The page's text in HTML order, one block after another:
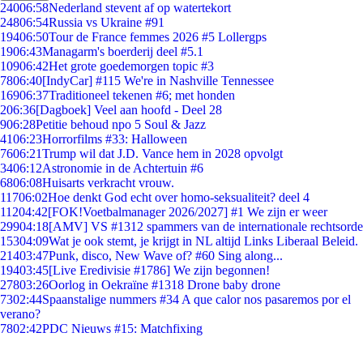
24006:58Nederland stevent af op watertekort
24806:54Russia vs Ukraine #91
19406:50Tour de France femmes 2026 #5 Lollergps
1906:43Managarm's boerderij deel #5.1
10906:42Het grote goedemorgen topic #3
7806:40[IndyCar] #115 We're in Nashville Tennessee
16906:37Traditioneel tekenen #6; met honden
206:36[Dagboek] Veel aan hoofd - Deel 28
906:28Petitie behoud npo 5 Soul & Jazz
4106:23Horrorfilms #33: Halloween
7606:21Trump wil dat J.D. Vance hem in 2028 opvolgt
3406:12Astronomie in de Achtertuin #6
6806:08Huisarts verkracht vrouw.
11706:02Hoe denkt God echt over homo-seksualiteit? deel 4
11204:42[FOK!Voetbalmanager 2026/2027] #1 We zijn er weer
29904:18[AMV] VS #1312 spammers van de internationale rechtsorde
15304:09Wat je ook stemt, je krijgt in NL altijd Links Liberaal Beleid.
21403:47Punk, disco, New Wave of? #60 Sing along...
19403:45[Live Eredivisie #1786] We zijn begonnen!
27803:26Oorlog in Oekraïne #1318 Drone baby drone
7302:44Spaanstalige nummers #34 A que calor nos pasaremos por el
verano?
7802:42PDC Nieuws #15: Matchfixing